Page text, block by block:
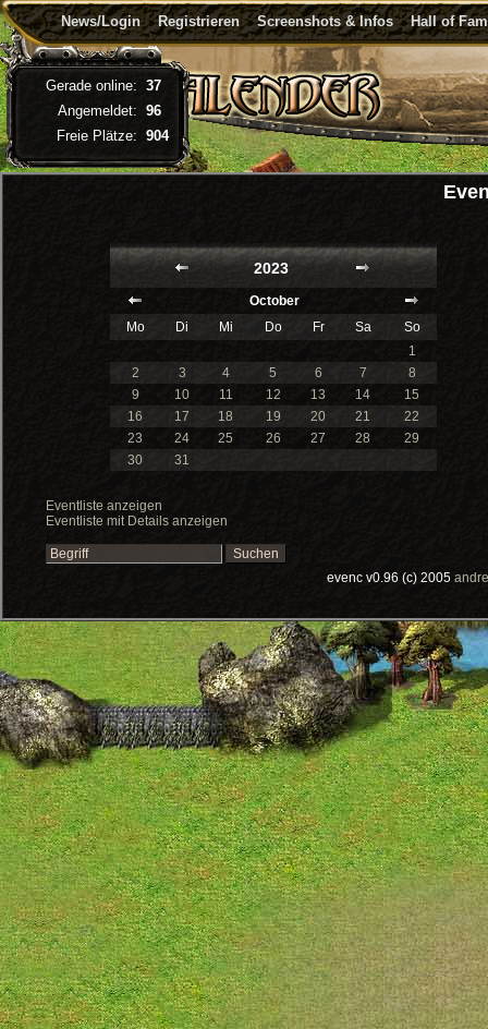
News/Login Registrieren Screenshots & Infos Hall of
2023
October
Mo
Di Mi Do Fr Sa
So
1
2
3 4 5 6 7
8
9
10 11 12 13 14
15
16
17 18 19 20 21
22
23
24 25 26 27 28
29
30
31
Eventliste anzeigen
Eventliste mit Details anzeigen
evenc v0.96 (c) 2005
Gerade online: 37
Angemeldet: 96
Freie Plätze: 904